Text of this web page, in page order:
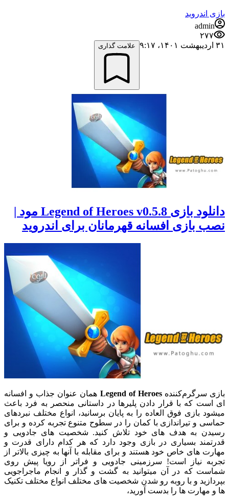
بازی اندروید
admin
۲۷۷
۳۱ اردیبهشت ۱۴۰۱،‏ ۹:۱۷
علامت گذاری
دانلود بازی Legend of Heroes v0.5.8 مود |
نصب بازی افسانه قهرمانان برای اندروید
بازی سرگرم‌کنندهLegend of Heroes همان عنوان جذاب و افسانه
ای است که با قرار دادن پلیرها در داستانی منحصر به فرد باعث
میشود بازی فوق العاده را به پایان برسانید، انواع مختلف نبردهای
حماسی و تیراندازی با کمان را در سطوح متنوع تجربه کرده و برای
رسیدن به هدف های خود تلاش کنید. شخصیت های جادویی و
قدرتمند بسیاری در بازی وجود دارد که هر کدام دارای قدرت و
مهارت های خاص خود هستند و برای مقابله با آنها به چیزی بالاتر از
تجربه نیاز است! سرزمینی جادویی و فراتر از رویا پیش روی
شماست که در آن میتوانید به گشت و گذار و انجام ماجراجویی
بپردازید و با روبه رو شدن شخصیت های مختلف انواع مختلف تکنیک
ها و مهارت ها را بدست آورید،